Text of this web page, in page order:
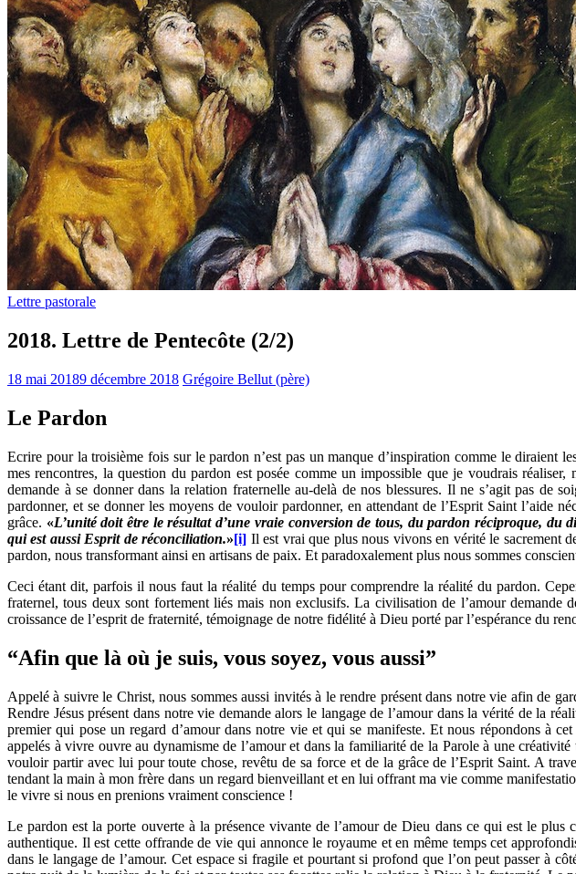
Lettre pastorale
2018. Lettre de Pentecôte (2/2)
18 mai 20189 décembre 2018 Grégoire Bellut (père)
Le Pardon
Ecrire pour la troisième fois sur le pardon n’est pas un manque d’inspiration comme le diraient
mes rencontres, la question du pardon est posée comme un impossible que je voudrais
demande à se donner dans la relation fraternelle au-delà de nos blessures. Il ne s’agit pas
pardonner, et se donner les moyens de vouloir pardonner, en attendant de l’Esprit Saint l’aide
grâce. «L’unité doit être le résultat d’une vraie conversion de tous, du pardon réciproque,
qui est aussi Esprit de réconciliation.»[i] Il est vrai que plus nous vivons en vérité le sacrement
pardon, nous transformant ainsi en artisans de paix. Et paradoxalement plus nous sommes
Ceci étant dit, parfois il nous faut la réalité du temps pour comprendre la réalité du pardon.
fraternel, tous deux sont fortement liés mais non exclusifs. La civilisation de l’amour
croissance de l’esprit de fraternité, témoignage de notre fidélité à Dieu porté par l’espérance du
“Afin que là où je suis, vous soyez, vous aussi”
Appelé à suivre le Christ, nous sommes aussi invités à le rendre présent dans notre vie afin de
Rendre Jésus présent dans notre vie demande alors le langage de l’amour dans la vérité de la
premier qui pose un regard d’amour dans notre vie et qui se manifeste. Et nous répondons à
appelés à vivre ouvre au dynamisme de l’amour et dans la familiarité de la Parole à une
vouloir partir avec lui pour toute chose, revêtu de sa force et de la grâce de l’Esprit Saint. A
tendant la main à mon frère dans un regard bienveillant et en lui offrant ma vie comme
le vivre si nous en prenions vraiment conscience !
Le pardon est la porte ouverte à la présence vivante de l’amour de Dieu dans ce qui est le
authentique. Il est cette offrande de vie qui annonce le royaume et en même temps cet
dans le langage de l’amour. Cet espace si fragile et pourtant si profond que l’on peut passer à